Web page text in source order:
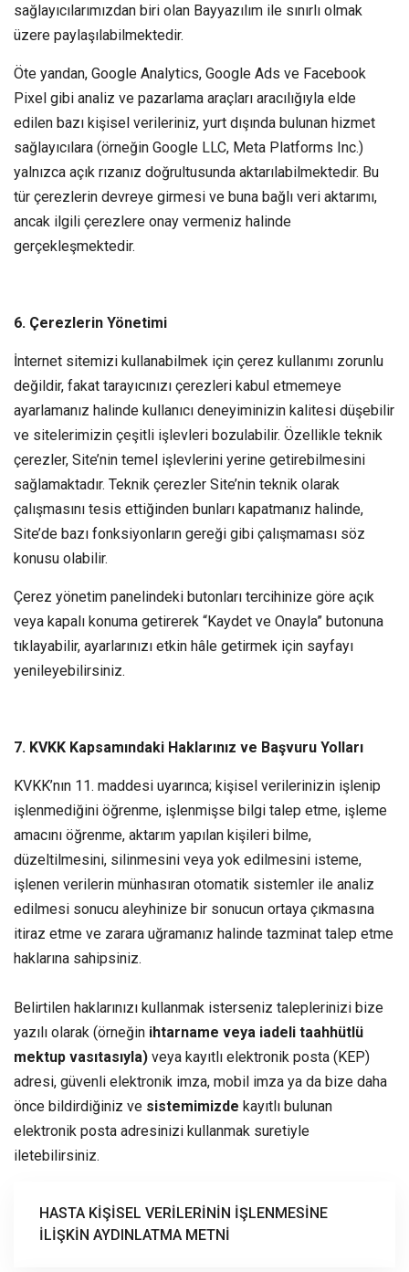
HASTA KİŞİSEL VERİLERİNİN İŞLENMESİNE
İLİŞKİN AYDINLATMA METNİ
sağlayıcılarımızdan biri olan Bayyazılım ile sınırlı olmak
üzere paylaşılabilmektedir.
Öte yandan, Google Analytics, Google Ads ve Facebook
Pixel gibi analiz ve pazarlama araçları aracılığıyla elde
edilen bazı kişisel verileriniz, yurt dışında bulunan hizmet
sağlayıcılara (örneğin Google LLC, Meta Platforms Inc.)
yalnızca açık rızanız doğrultusunda aktarılabilmektedir. Bu
tür çerezlerin devreye girmesi ve buna bağlı veri aktarımı,
ancak ilgili çerezlere onay vermeniz halinde
gerçekleşmektedir.
6. Çerezlerin Yönetimi
İnternet sitemizi kullanabilmek için çerez kullanımı zorunlu
değildir, fakat tarayıcınızı çerezleri kabul etmemeye
ayarlamanız halinde kullanıcı deneyiminizin kalitesi düşebilir
ve sitelerimizin çeşitli işlevleri bozulabilir. Özellikle teknik
çerezler, Site’nin temel işlevlerini yerine getirebilmesini
sağlamaktadır. Teknik çerezler Site’nin teknik olarak
çalışmasını tesis ettiğinden bunları kapatmanız halinde,
Site’de bazı fonksiyonların gereği gibi çalışmaması söz
konusu olabilir.
Çerez yönetim panelindeki butonları tercihinize göre açık
veya kapalı konuma getirerek “Kaydet ve Onayla” butonuna
tıklayabilir, ayarlarınızı etkin hâle getirmek için sayfayı
yenileyebilirsiniz.
7. KVKK Kapsamındaki Haklarınız ve Başvuru Yolları
KVKK’nın 11. maddesi uyarınca; kişisel verilerinizin işlenip
işlenmediğini öğrenme, işlenmişse bilgi talep etme, işleme
amacını öğrenme, aktarım yapılan kişileri bilme,
düzeltilmesini, silinmesini veya yok edilmesini isteme,
işlenen verilerin münhasıran otomatik sistemler ile analiz
edilmesi sonucu aleyhinize bir sonucun ortaya çıkmasına
itiraz etme ve zarara uğramanız halinde tazminat talep etme
haklarına sahipsiniz.
Belirtilen haklarınızı kullanmak isterseniz taleplerinizi bize
yazılı olarak (örneğin ihtarname veya iadeli taahhütlü
mektup vasıtasıyla) veya kayıtlı elektronik posta (KEP)
adresi, güvenli elektronik imza, mobil imza ya da bize daha
önce bildirdiğiniz ve sistemimizde kayıtlı bulunan
elektronik posta adresinizi kullanmak suretiyle
iletebilirsiniz.